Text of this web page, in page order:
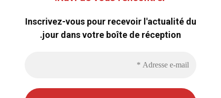
Inscrivez-vous pour recevoir l'actualité du
jour dans votre boîte de réception.